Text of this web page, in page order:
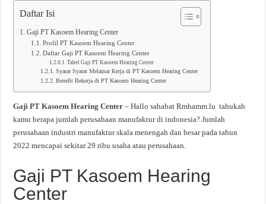
Daftar Isi
Gaji PT Kasoem Hearing Center
Profil PT Kasoem Hearing Center
Daftar Gaji PT Kasoem Hearing Center
Tabel Gaji PT Kasoem Hearing Center
Syarat Syarat Melamar Kerja di PT Kasoem Hearing Center
Benefit Bekerja di PT Kasoem Hearing Center
Gaji PT Kasoem Hearing Center – Hallo sahabat Rmhamm.lu tahukah
kamu berapa jumlah perusahaan manufaktur di indonesia? Jumlah
perusahaan industri manufaktur skala menengah dan besar pada tahun
2022 mencapai sekitar 29 ribu usaha atau perusahaan.
Gaji PT Kasoem Hearing
Center